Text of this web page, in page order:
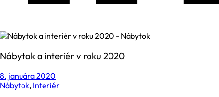
Nábytok a interiér v roku 2020
8. januára 2020
Nábytok, Interiér